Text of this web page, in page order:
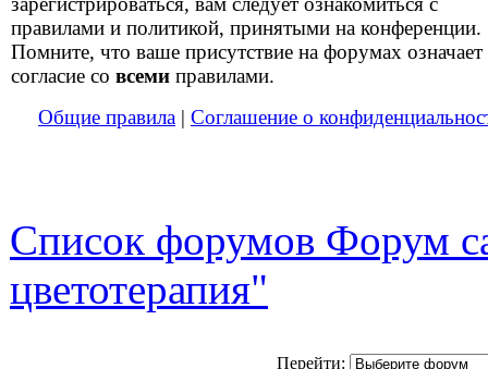
правилами и политикой, принятыми на конференции.
Помните, что ваше присутствие на форумах означает
согласие со всеми правилами.
Общие правила | Соглашение о
Список форумов Форум
цветотерапия"
Перейти: